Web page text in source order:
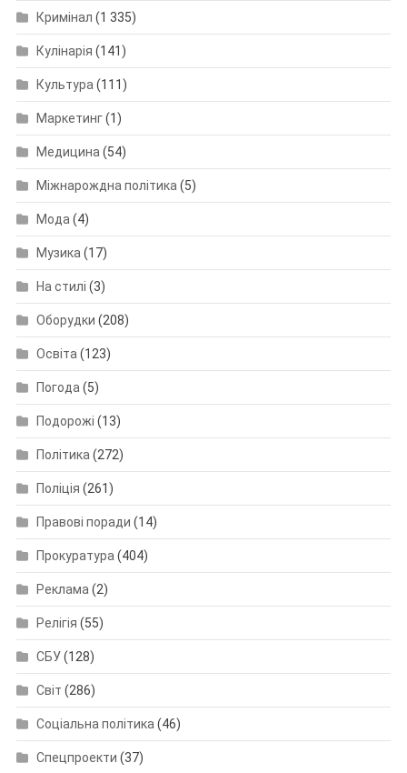
Кримінал (1 335)
Кулінарія (141)
Культура (111)
Маркетинг(1)
Медицина (54)
Міжнарождна політика (5)
Мода (4)
Музика (17)
На стилі (3)
Оборудки (208)
Освіта (123)
Погода (5)
Подорожі (13)
Політика (272)
Поліція (261)
Правові поради (14)
Прокуратура (404)
Реклама (2)
Релігія (55)
СБУ(128)
Світ (286)
Соціальна політика (46)
Спецпроекти (37)